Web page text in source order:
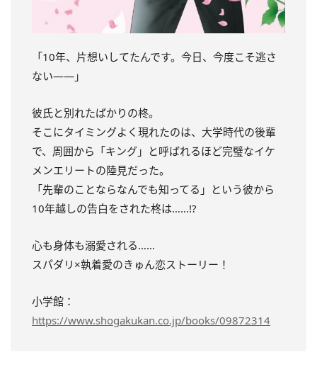
「10年、片想いしてたんです。今日、今度こそ逃さ
ない――」
彼氏と別れたばかりの柊。
そこにタイミングよく現れたのは、大学時代の後輩
で、周囲から「キング」と呼ばれるほど完璧なイケ
メンエリートの陸見だった。
「先輩のことならなんでも知ってる」という彼から
10年越しの告白をされた柊は……!?
心も身体も溺愛される……
スパダリ×執着愛のきゅん恋ストーリー！
小学館：
https://www.shogakukan.co.jp/books/09872314